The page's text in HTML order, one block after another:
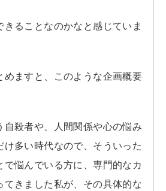
きることなのかなと感じていま
めますと、このような企画概要
自殺者や、人間関係や心の悩み
け多い時代なので、そういった
で悩んでいる方に、専門的なカ
てきました私が、その具体的な